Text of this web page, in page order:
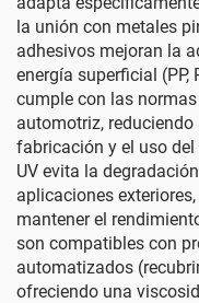
la unión con metales
adhesivos mejoran la
energía superficial (PP,
cumple con las
automotriz,
fabricación y el uso
UV evita la
aplicaciones
mantener el
son compatibles con
automatizados
ofreciendo una